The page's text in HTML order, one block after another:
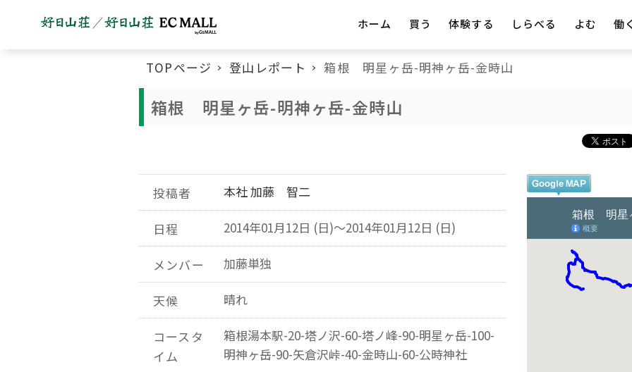
ホーム 買う 体験する しらべる よむ 働
TOPページ 登山レポート 箱根 明星ヶ岳-明神ヶ岳-金時山
箱根 明星ヶ岳-明神ヶ岳-金時山
投稿者 本社 加藤 智二
日程 2014年01月12日 (日)～2014年01月12日 (日)
メンバー 加藤単独
天候 晴れ
コースタ
イム
箱根湯本駅-20-塔ノ沢-60-塔ノ峰-90-明星ヶ岳-100-
明神ヶ岳-90-矢倉沢峠-40-金時山-60-公時神社